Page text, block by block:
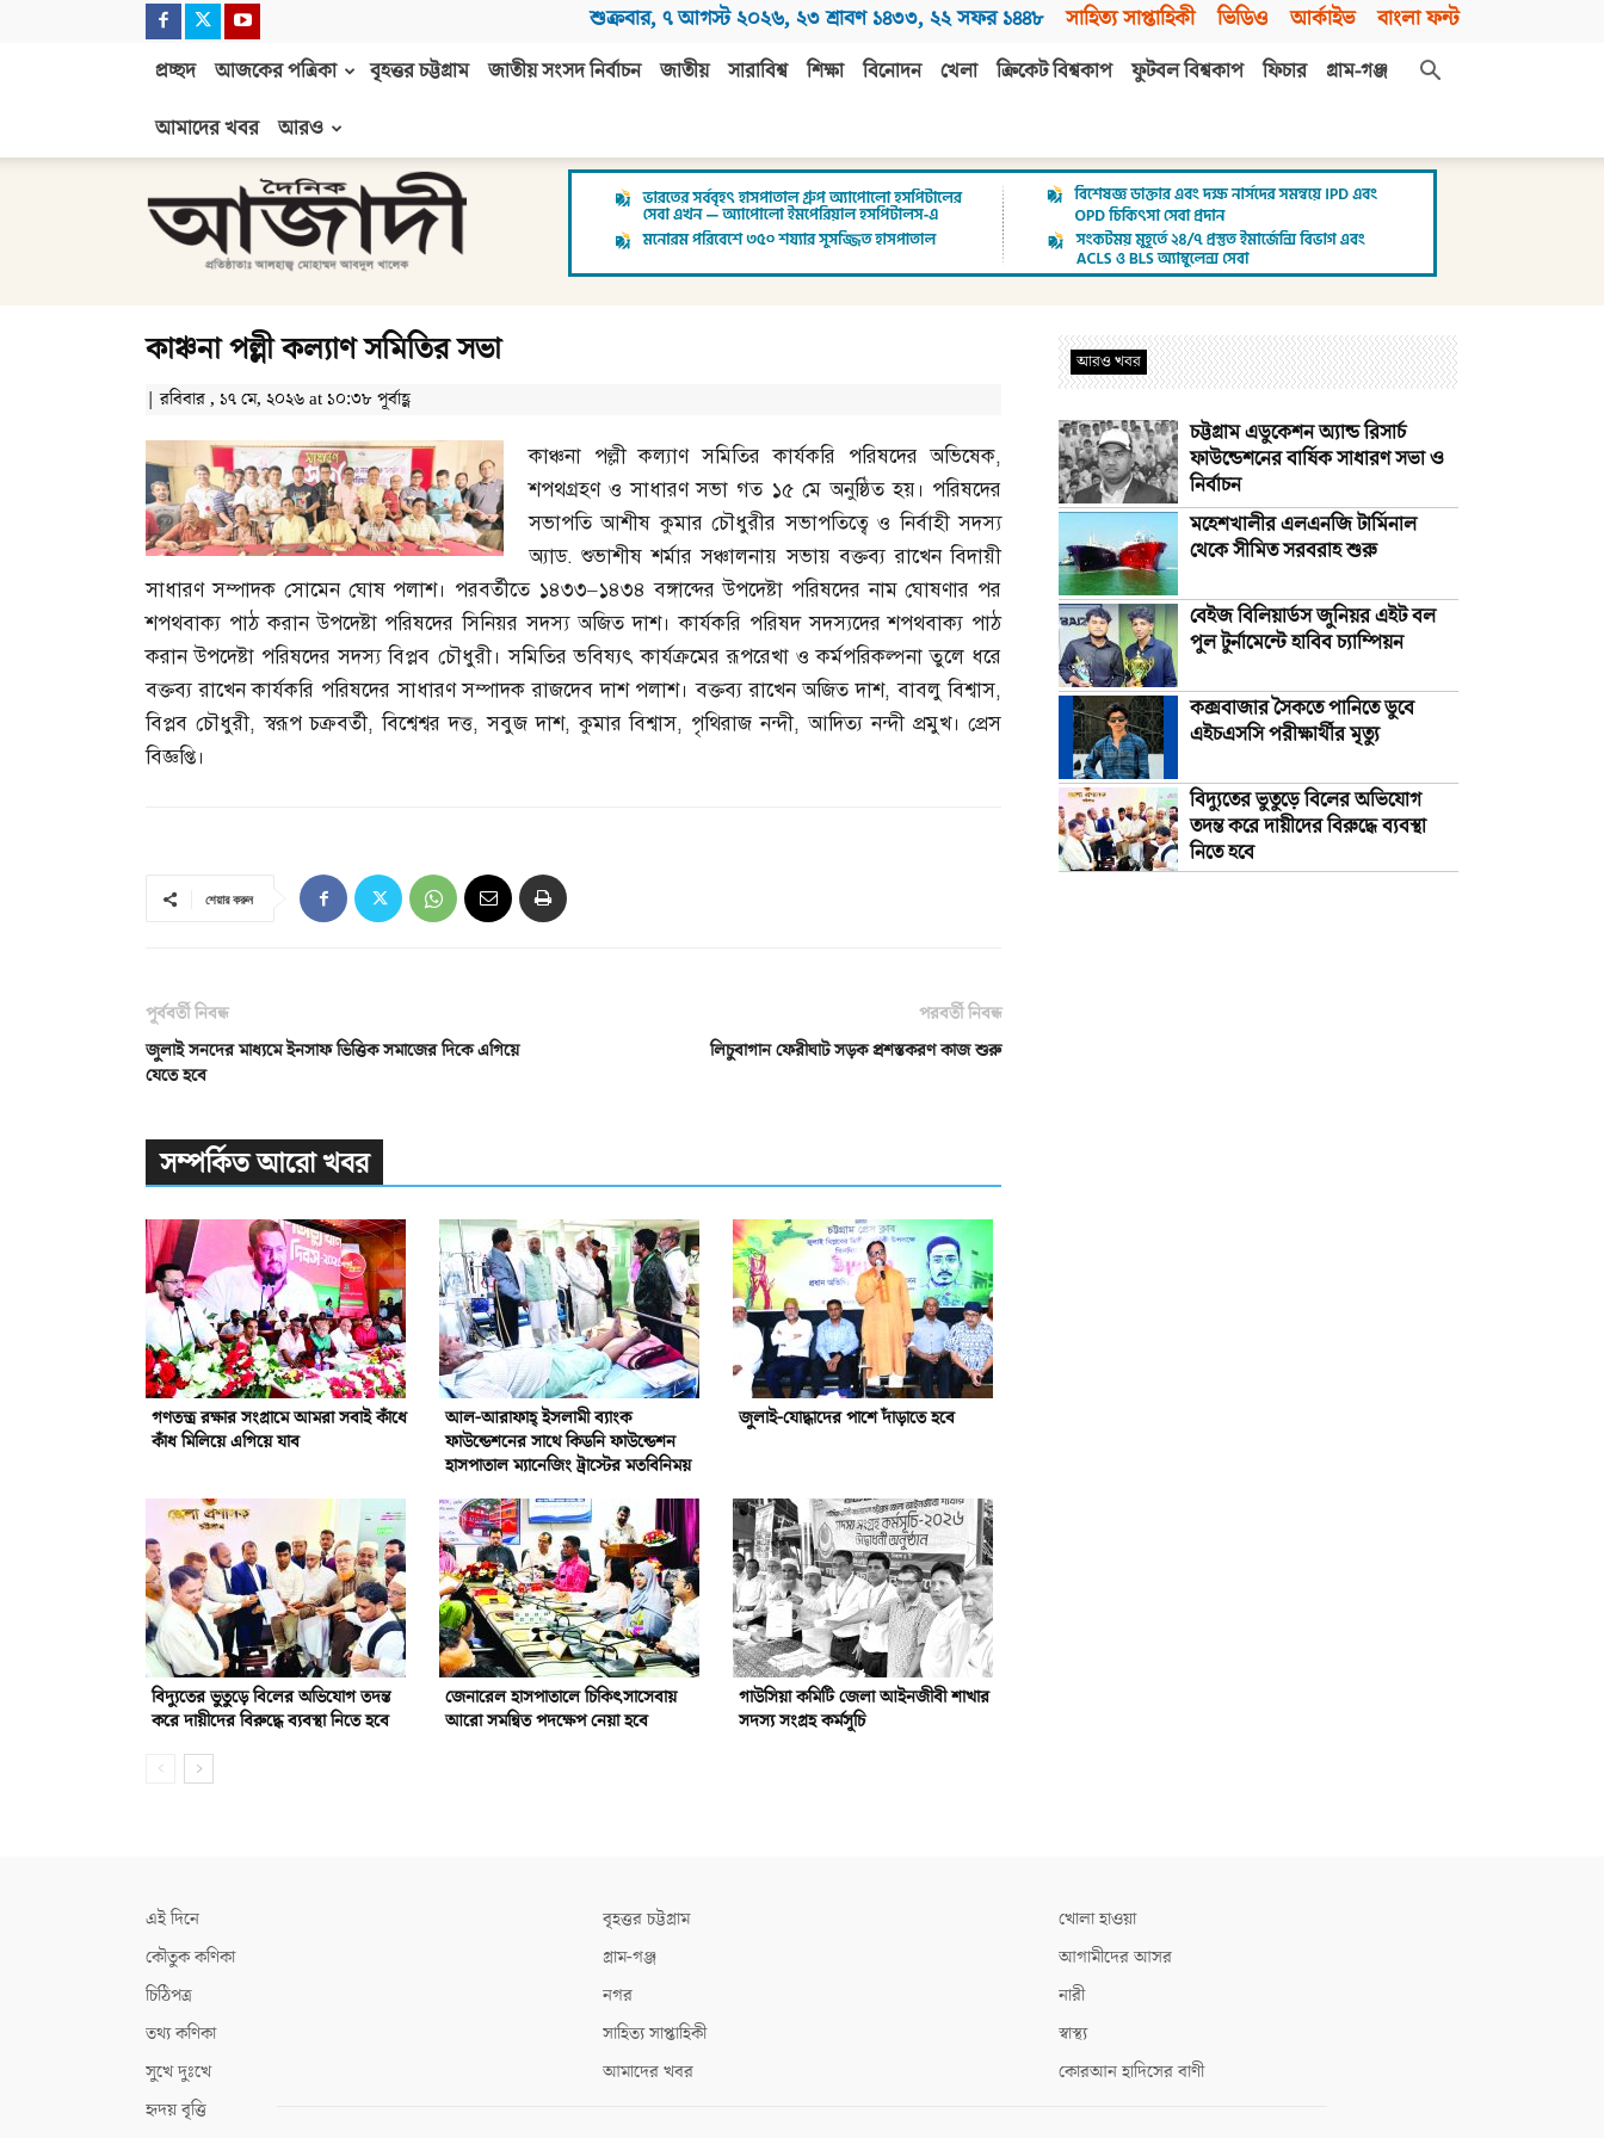
শুক্রবার, ৭ আগস্ট ২০২৬, ২৩ শ্রাবণ ১৪৩৩, ২২ সফর ১৪৪৮ সাহিত্য সাপ্তাহিকী ভিডিও আর্কাইভ বাংলা ফন্ট
প্রচ্ছদ আজকের পত্রিকা বৃহত্তর চট্টগ্রাম জাতীয় সংসদ নির্বাচন জাতীয় সারাবিশ্ব শিক্ষা বিনোদন খেলা ক্রিকেট বিশ্বকাপ ফুটবল বিশ্বকাপ ফিচার
গ্রাম-গঞ্জ
আমাদের খবর
আরও
আজাদী
কাঞ্চনা পল্লী কল্যাণ সমিতির সভা
| রবিবার , ১৭ মে, ২০২৬ at ১০:৩৮ পূর্বাহ্ণ
কাঞ্চনা পল্লী কল্যাণ সমিতির কার্যকরি পরিষদের অভিষেক,
শপথগ্রহণ ও সাধারণ সভা গত ১৫ মে অনুষ্ঠিত হয়। পরিষদের
সভাপতি আশীষ কুমার চৌধুরীর সভাপতিত্বে ও নির্বাহী সদস্য
অ্যাড.শুভাশীষ শর্মার সঞ্চালনায় সভায় বক্তব্য রাখেন বিদায়ী
সাধারণ সম্পাদক সোমেন ঘোষ পলাশ। পরবর্তীতে ১৪৩৩–১৪৩৪ বঙ্গাব্দের উপদেষ্টা পরিষদের নাম ঘোষণার পর
শপথবাক্য পাঠ করান উপদেষ্টা পরিষদের সিনিয়র সদস্য অজিত দাশ। কার্যকরি পরিষদ সদস্যদের শপথবাক্য পাঠ
করান উপদেষ্টা পরিষদের সদস্য বিপ্লব চৌধুরী। সমিতির ভবিষ্যৎ কার্যক্রমের রূপরেখা ও কর্মপরিকল্পনা তুলে ধরে
বক্তব্য রাখেন কার্যকরি পরিষদের সাধারণ সম্পাদক রাজদেব দাশ পলাশ। বক্তব্য রাখেন অজিত দাশ,বাবলু বিশ্বাস,
বিপ্লব চৌধুরী,স্বরূপ চক্রবর্তী,বিশ্বেশ্বর দত্ত,সবুজ দাশ,কুমার বিশ্বাস, পৃথিরাজ নন্দী,আদিত্য নন্দী প্রমুখ। প্রেস
বিজ্ঞপ্তি।
শেয়ার করুন
পূর্ববর্তী নিবন্ধ
জুলাই সনদের মাধ্যমে ইনসাফ ভিত্তিক সমাজের দিকে এগিয়ে
যেতে হবে
পরবর্তী নিবন্ধ
লিচুবাগান ফেরীঘাট সড়ক প্রশস্তকরণ কাজ শুরু
সম্পর্কিত আরো খবর
গণতন্ত্র রক্ষার সংগ্রামে আমরা সবাই কাঁধে
কাঁধ মিলিয়ে এগিয়ে যাব
আল-আরাফাহ্‌ ইসলামী ব্যাংক
ফাউন্ডেশনের সাথে কিডনি ফাউন্ডেশন
হাসপাতাল ম্যানেজিং ট্রাস্টের মতবিনিময়
জুলাই-যোদ্ধাদের পাশে দাঁড়াতে হবে
বিদ্যুতের ভুতুড়ে বিলের অভিযোগ তদন্ত
করে দায়ীদের বিরুদ্ধে ব্যবস্থা নিতে হবে
জেনারেল হাসপাতালে চিকিৎসাসেবায়
আরো সমন্বিত পদক্ষেপ নেয়া হবে
গাউসিয়া কমিটি জেলা আইনজীবী শাখার
সদস্য সংগ্রহ কর্মসূচি
আরও খবর
চট্টগ্রাম এডুকেশন অ্যান্ড রিসার্চ
ফাউন্ডেশনের বার্ষিক সাধারণ সভা ও
নির্বাচন
মহেশখালীর এলএনজি টার্মিনাল
থেকে সীমিত সরবরাহ শুরু
বেইজ বিলিয়ার্ডস জুনিয়র এইট বল
পুল টুর্নামেন্টে হাবিব চ্যাম্পিয়ন
কক্সবাজার সৈকতে পানিতে ডুবে
এইচএসসি পরীক্ষার্থীর মৃত্যু
বিদ্যুতের ভুতুড়ে বিলের অভিযোগ
তদন্ত করে দায়ীদের বিরুদ্ধে ব্যবস্থা
নিতে হবে
এই দিনে
কৌতুক কণিকা
চিঠিপত্র
তথ্য কণিকা
সুখে দুঃখে
হৃদয় বৃত্তি
বৃহত্তর চট্টগ্রাম
গ্রাম-গঞ্জ
নগর
সাহিত্য সাপ্তাহিকী
আমাদের খবর
খোলা হাওয়া
আগামীদের আসর
নারী
স্বাস্থ্য
কোরআন হাদিসের বাণী